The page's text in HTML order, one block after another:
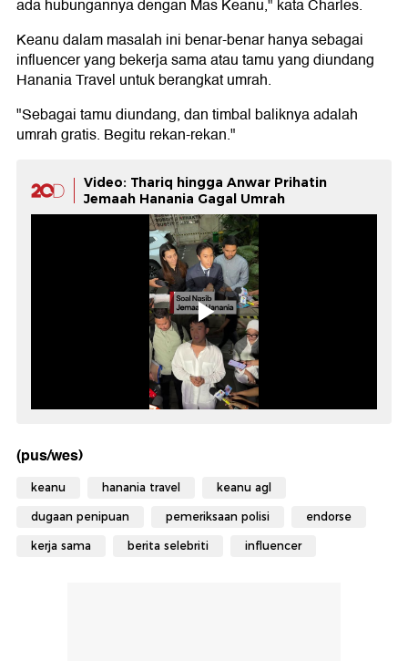
ada hubungannya dengan Mas Keanu," kata Charles.
Keanu dalam masalah ini benar-benar hanya sebagai
influencer yang bekerja sama atau tamu yang diundang
Hanania Travel untuk berangkat umrah.
"Sebagai tamu diundang, dan timbal baliknya adalah
umrah gratis. Begitu rekan-rekan."
Video: Thariq hingga Anwar Prihatin
Jemaah Hanania Gagal Umrah
(pus/wes)
keanu hanania travel keanu agl
dugaan penipuan pemeriksaan polisi endorse
kerja sama berita selebriti influencer